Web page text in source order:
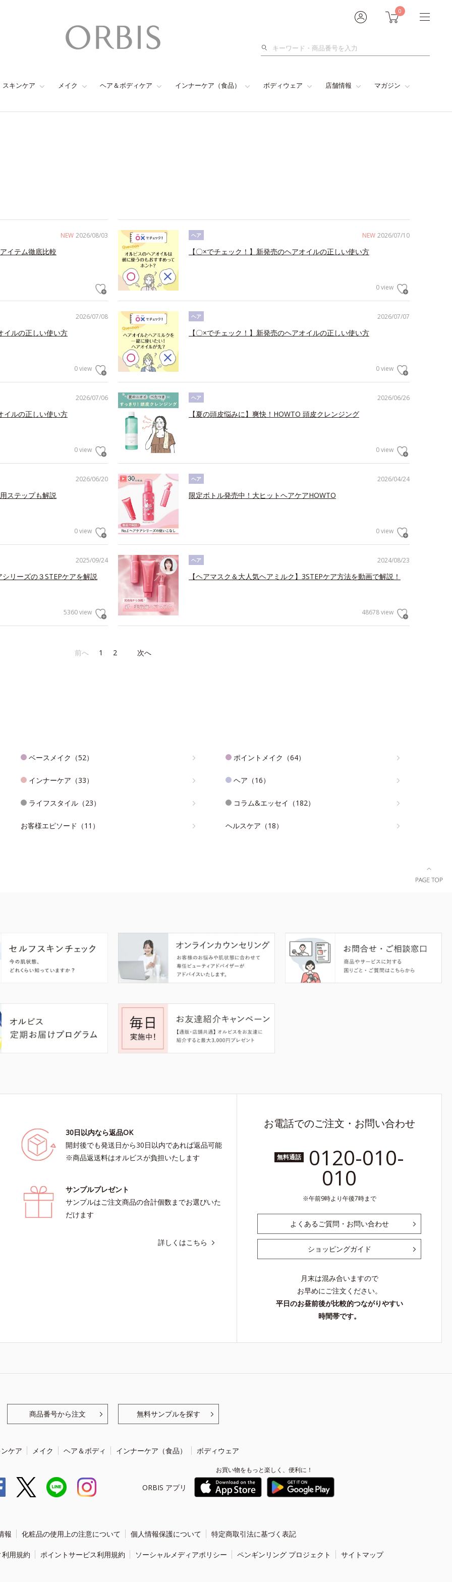
0
検
スキンケア メイク ヘア＆ボディケア インナーケア（食品） ボディウェア 店舗情報 マガジン
NEW 2026/08/03
イテム徹底比較
NEW 2026/07/10
ヘア
【〇×でチェック！】新発売のヘアオイルの正しい使い方
0 view
2026/07/08
イルの正しい使い方
0 view
2026/07/07
ヘア
【〇×でチェック！】新発売のヘアオイルの正しい使い方
0 view
2026/07/06
イルの正しい使い方
0 view
2026/06/26
ヘア
【夏の頭皮悩みに】爽快！HOWTO 頭皮クレンジング
0 view
2026/06/20
ステップも解説
0 view
2026/04/24
ヘア
限定ボトル発売中！大ヒットヘアケアHOWTO
0 view
2025/09/24
リーズの３STEPケアを解説
5360 view
2024/08/23
ヘア
【ヘアマスク＆大人気ヘアミルク】3STEPケア方法を動画で解説！
48678 view
前へ 1 2 次へ
ベースメイク（52） ポイントメイク（64）
インナーケア（33） ヘア（16）
ライフスタイル（23） コラム&エッセイ（182）
お客様エピソード（11） ヘルスケア（18）
30日以内なら返品OK
開封後でも発送日から30日以内であれば返品可能
※商品返送料はオルビスが負担いたします
サンプルプレゼント
サンプルはご注文商品の合計個数までお選びいた
だけます
詳しくはこちら
お電話でのご注文・お問い合わせ
無料通話 0120-010-
010
午前9時より午後7時まで
よくあるご質問・お問い合わせ
ショッピングガイド
月末は混み合いますので
お早めにご注文ください。
平日のお昼前後が比較的つながりやすい
時間帯です。
商品番号から注文 無料サンプルを探す
ケア メイク ヘア＆ボディ インナーケア（食品） ボディウェア
ORBIS アプリ
お買い物をもっと楽しく、便利に！
報 化粧品の使用上の注意について 個人情報保護について 特定商取引法に基づく表記
用規約 ポイントサービス利用規約 ソーシャルメディアポリシー ペンギンリング プロジェクト サイトマップ